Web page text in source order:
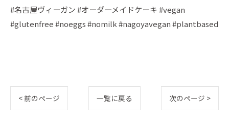
#名古屋ヴィーガン #オーダーメイドケーキ #vegan
#glutenfree #noeggs #nomilk #nagoyavegan #plantbased
< 前のページ 一覧に戻る 次のページ >